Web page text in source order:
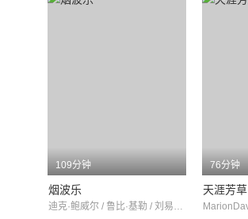
109分钟
烟波乐
迪克·鲍威尔 / 鲁比·基勒 / 刘易斯·斯通
76分钟
天涯芳草